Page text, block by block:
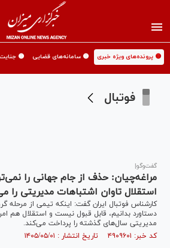
🟡 پرونده‌های ویژه خبری 🟡 سامانه‌های قضایی 🟡
فوتبال
گفت‌و‌گو|
مراغه‌چیان: حذف از جام جهانی را
استقلال تاوان اشتباهات مدیریتی را
کارشناس فوتبال ایران گفت: اینکه تیمی از مرحله
دستاورد بدانیم، قابل قبول نیست و استقلال هم
مدیریتی سال‌های گذشته را پرداخت می‌کند.
کد خبر: ۴۹۰۹۶۰۱ تاریخ انتشار : ۱۴۰۵/۰۵/۰۱